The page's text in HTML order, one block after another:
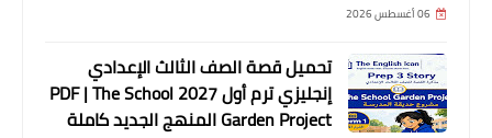
06 أغسطس 2026
تحميل قصة الصف الثالث الإعدادي
إنجليزي ترم أول 2027 PDF | The School
Garden Project المنهج الجديد كاملة